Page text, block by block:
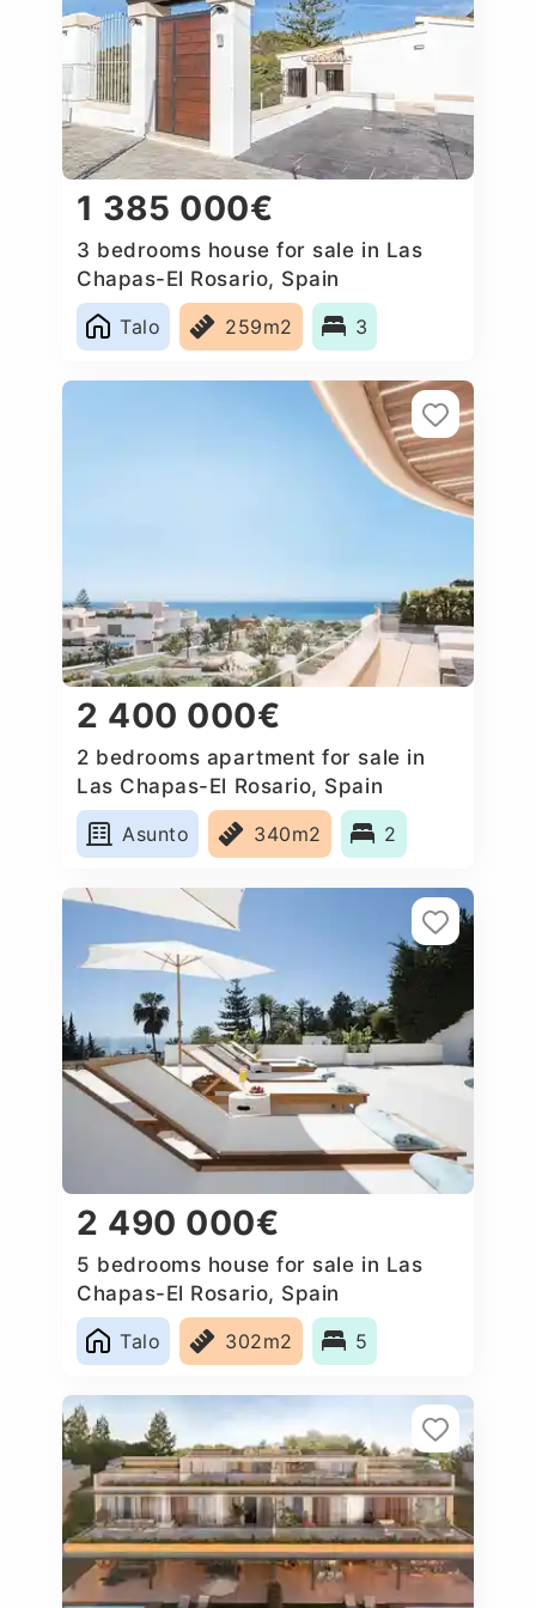
1 385 000€
3 bedrooms house for sale in Las
Chapas-El Rosario, Spain
Talo
259m2 3
2 400 000€
2 bedrooms apartment for sale in
Las Chapas-El Rosario, Spain
Asunto
340m2 2
2 490 000€
5 bedrooms house for sale in Las
Chapas-El Rosario, Spain
Talo
302m2 5